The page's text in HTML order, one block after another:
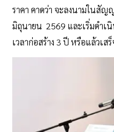
ราคา คาดว่า จะลงนามในสัญ
มิถุนายน 2569 และเริ่มดำเ
เวลาก่อสร้าง 3 ปี หรือแล้วเส